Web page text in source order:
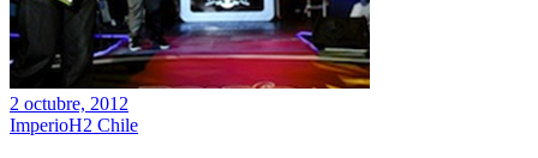
2 octubre, 2012
ImperioH2 Chile